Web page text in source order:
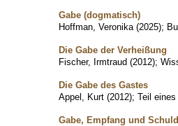
Gabe (dogmatisch)
Hoffman, Veronika (2025);
Die Gabe der Verheißung
Fischer, Irmtraud (2012);
Die Gabe des Gastes
Appel, Kurt (2012); Teil
Gabe, Empfang und